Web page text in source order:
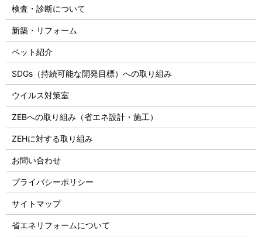
検査・診断について
新築・リフォーム
ペット紹介
SDGs（持続可能な開発目標）への取り組み
ウイルス対策室
ZEBへの取り組み（省エネ設計・施工）
ZEHに対する取り組み
お問い合わせ
プライバシーポリシー
サイトマップ
省エネリフォームについて